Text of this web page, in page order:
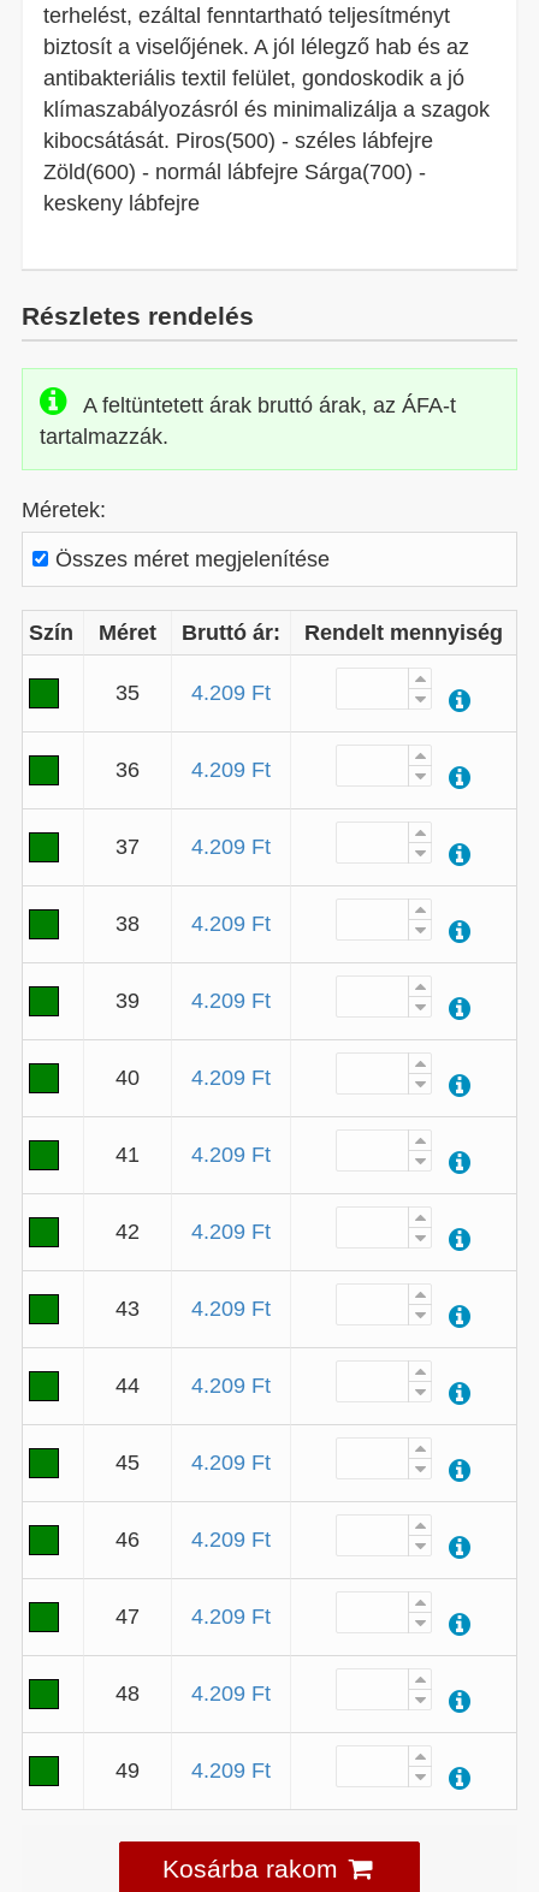
terhelést, ezáltal fenntartható teljesítményt
biztosít a viselőjének. A jól lélegző hab és az
antibakteriális textil felület, gondoskodik a jó
klímaszabályozásról és minimalizálja a szagok
kibocsátását. Piros(500) - széles lábfejre
Zöld(600) - normál lábfejre Sárga(700) -
keskeny lábfejre
Részletes rendelés
A feltüntetett árak bruttó árak, az ÁFA-t
tartalmazzák.
Méretek:
Összes méret megjelenítése
Szín Méret Bruttó ár: Rendelt mennyiség
35 4.209 Ft
36 4.209 Ft
37 4.209 Ft
38 4.209 Ft
39 4.209 Ft
40 4.209 Ft
41 4.209 Ft
42 4.209 Ft
43 4.209 Ft
44 4.209 Ft
45 4.209 Ft
46 4.209 Ft
47 4.209 Ft
48 4.209 Ft
49 4.209 Ft
Kosárba rakom